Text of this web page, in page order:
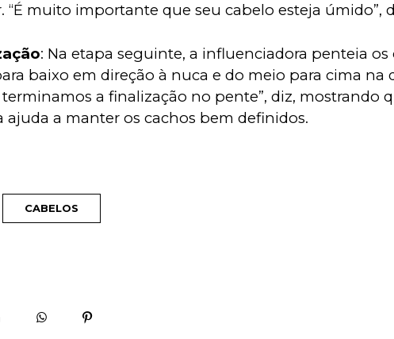
“É muito importante que seu cabelo esteja úmido”,
: Na etapa seguinte, a influenciadora penteia os
baixo em direção à nuca e do meio para cima na
terminamos a finalização no pente”, diz, mostrando
ajuda a manter os cachos bem definidos.
CABELOS